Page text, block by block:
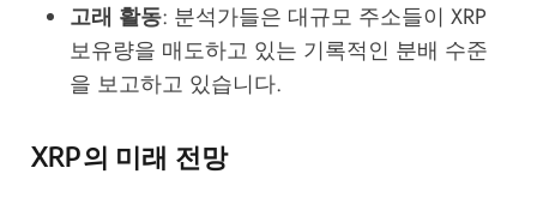
고래 활동: 분석가들은 대규모 주소들이 XRP
보유량을 매도하고 있는 기록적인 분배 수준
을 보고하고 있습니다.
XRP의 미래 전망